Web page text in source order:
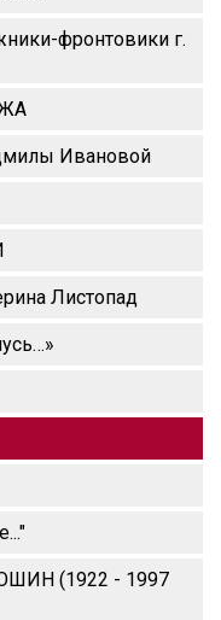
фронтовики г.
Ивановой
Листопад
(1922 - 1997